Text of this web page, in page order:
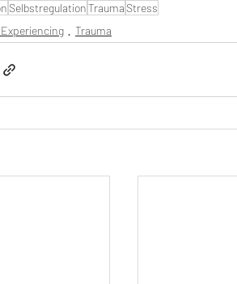
SelbstregulationTrauma Stress
Trauma